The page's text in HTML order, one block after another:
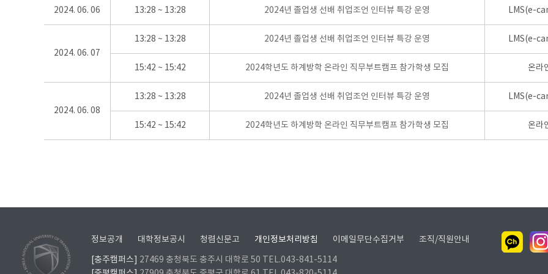
2024. 06. 06 13:28 ~ 13:28 2024년 졸업생 선배 취업조언 인터뷰 특강 운영 LMS(e-
2024. 06. 07
13:28 ~ 13:28 2024년 졸업생 선배 취업조언 인터뷰 특강 운영 LMS(e-
15:42 ~ 15:42 2024학년도 하계방학 온라인 직무부트캠프 참가학생 모집 온라
2024. 06. 08
13:28 ~ 13:28 2024년 졸업생 선배 취업조언 인터뷰 특강 운영 LMS(e-
15:42 ~ 15:42 2024학년도 하계방학 온라인 직무부트캠프 참가학생 모집 온라
정보공개 대학정보공시 청렴신문고 개인정보처리방침 이메일무단수집거부 조직/직원안내
[충주캠퍼스]
27469 충청북도 충주시 대학로 50 TEL.043-841-5114